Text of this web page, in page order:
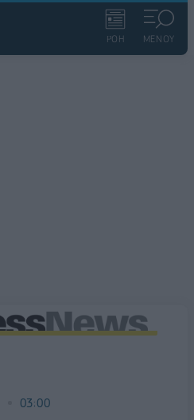
ΡΟΗ ΜΕΝΟΥ
03:00